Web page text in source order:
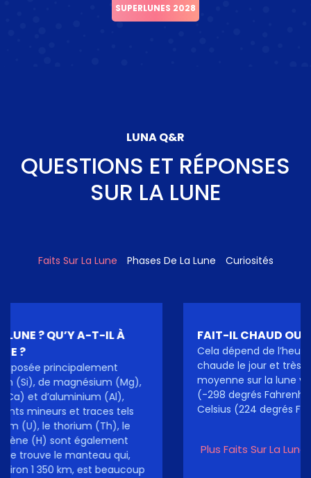
SUPERLUNES 2028
LUNA Q&R
QUESTIONS ET RÉPONSES
SUR LA LUNE
Faits Sur La Lune Phases De La Lune Curiosités
FAIT-IL CHAUD OU FROID SUR LA LUNE?
Cela dépend de l’heure de la journée. La lune est très
chaude le jour et très froide la nuit. La température
moyenne sur la lune varie de -183 degrés Celsius
(-298 degrés Fahrenheit ), la nuit, à 106 degrés
Celsius (224 degrés Fahrenheit), le jour.
Plus Faits Sur La Lune